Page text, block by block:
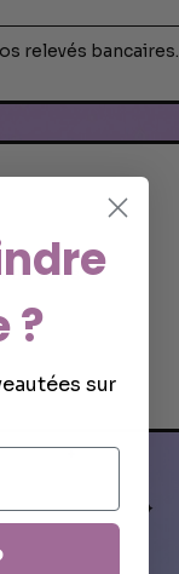
relevés bancaires.
dans
?
sur